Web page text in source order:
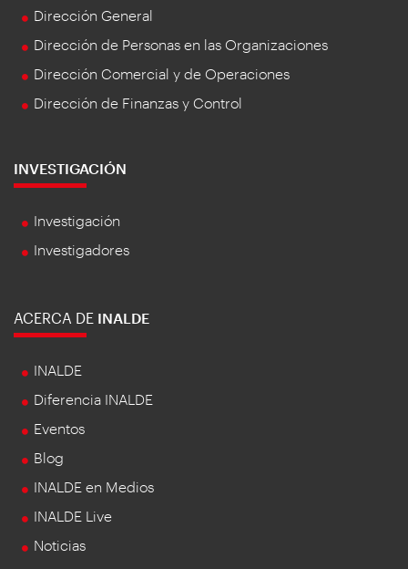
Dirección General
Dirección de Personas en las Organizaciones
Dirección Comercial y de Operaciones
Dirección de Finanzas y Control
INVESTIGACIÓN
Investigación
Investigadores
ACERCA DE INALDE
INALDE
Diferencia INALDE
Eventos
Blog
INALDE en Medios
INALDE Live
Noticias